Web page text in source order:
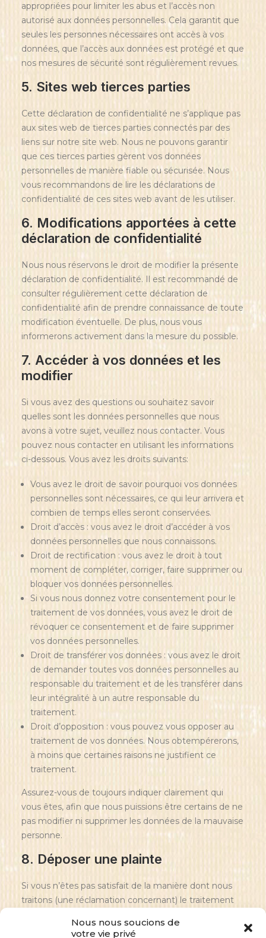
Nous nous soucions de
votre vie privé
appropriées pour limiter les abus et l’accès non
autorisé aux données personnelles. Cela garantit que
seules les personnes nécessaires ont accès à vos
données, que l’accès aux données est protégé et que
nos mesures de sécurité sont régulièrement revues.
5. Sites web tierces parties
Cette déclaration de confidentialité ne s’applique pas
aux sites web de tierces parties connectés par des
liens sur notre site web. Nous ne pouvons garantir
que ces tierces parties gèrent vos données
personnelles de manière fiable ou sécurisée. Nous
vous recommandons de lire les déclarations de
confidentialité de ces sites web avant de les utiliser.
6. Modifications apportées à cette
déclaration de confidentialité
Nous nous réservons le droit de modifier la présente
déclaration de confidentialité. Il est recommandé de
consulter régulièrement cette déclaration de
confidentialité afin de prendre connaissance de toute
modification éventuelle. De plus, nous vous
informerons activement dans la mesure du possible.
7. Accéder à vos données et les
modifier
Si vous avez des questions ou souhaitez savoir
quelles sont les données personnelles que nous
avons à votre sujet, veuillez nous contacter. Vous
pouvez nous contacter en utilisant les informations
ci-dessous. Vous avez les droits suivants:
Vous avez le droit de savoir pourquoi vos données
personnelles sont nécessaires, ce qui leur arrivera et
combien de temps elles seront conservées.
Droit d’accès : vous avez le droit d’accéder à vos
données personnelles que nous connaissons.
Droit de rectification : vous avez le droit à tout
moment de compléter, corriger, faire supprimer ou
bloquer vos données personnelles.
Si vous nous donnez votre consentement pour le
traitement de vos données, vous avez le droit de
révoquer ce consentement et de faire supprimer
vos données personnelles.
Droit de transférer vos données : vous avez le droit
de demander toutes vos données personnelles au
responsable du traitement et de les transférer dans
leur intégralité à un autre responsable du
traitement.
Droit d’opposition : vous pouvez vous opposer au
traitement de vos données. Nous obtempérerons,
à moins que certaines raisons ne justifient ce
traitement.
Assurez-vous de toujours indiquer clairement qui
vous êtes, afin que nous puissions être certains de ne
pas modifier ni supprimer les données de la mauvaise
personne.
8. Déposer une plainte
Si vous n’êtes pas satisfait de la manière dont nous
traitons (une réclamation concernant) le traitement
déposer une réclamation auprès de l’autorité de